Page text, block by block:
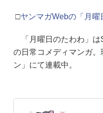
□ヤンマガWebの「月
「月曜日のたわわ」は
の日常コメディマンガ
ン」にて連載中。